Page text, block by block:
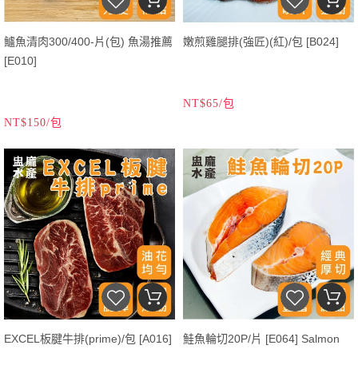
鱸魚清肉300/400-片(包) 魚湯推薦
[E010]
NT$150/包
嫩煎雞腿排(強匠)(紅)/包 [B024]
NT$65/包
EXCEL板腱牛排(prime)/包 [A016] 鮭魚輪切20P/片 [E064] Salmon